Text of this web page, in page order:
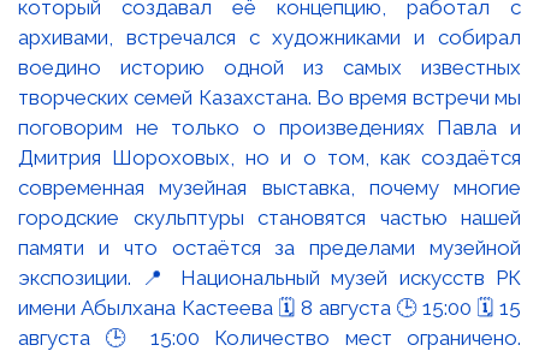
который создавал её концепцию, работал с
архивами, встречался с художниками и собирал
воедино историю одной из самых известных
творческих семей Казахстана. Во время встречи мы
поговорим не только о произведениях Павла и
Дмитрия Шороховых, но и о том, как создаётся
современная музейная выставка, почему многие
городские скульптуры становятся частью нашей
памяти и что остаётся за пределами музейной
экспозиции. 📍 Национальный музей искусств РК
имени Абылхана Кастеева 🗓 8 августа 🕒 15:00 🗓 15
августа 🕒 15:00 Количество мест ограничено.